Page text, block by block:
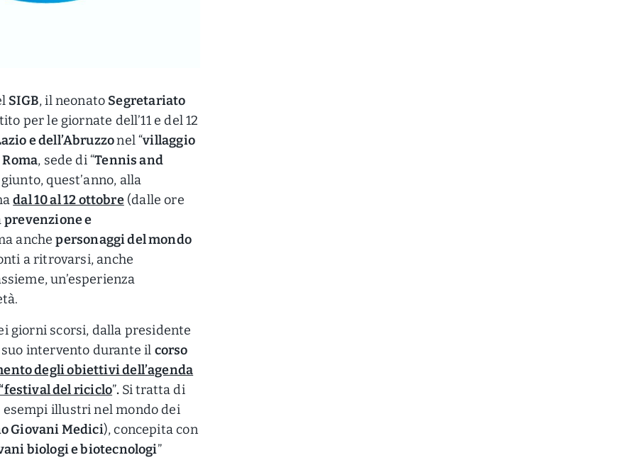
SIGB, il neonato Segretariato
per le giornate dell’11 e del 12
e dell’Abruzzonel “villaggio
, sede di “Tennis and
quest’anno, alla
dal 10 al 12 ottobre(dalle ore
prevenzione e
anchepersonaggi del mondo
a ritrovarsi, anche
un’esperienza
giorni scorsi, dalla presidente
suo intervento durante il corso
degli obiettivi dell’agenda
del riciclo”. Si tratta di
esempi illustri nel mondo dei
Giovani Medici), concepita con
biologi e biotecnologi”